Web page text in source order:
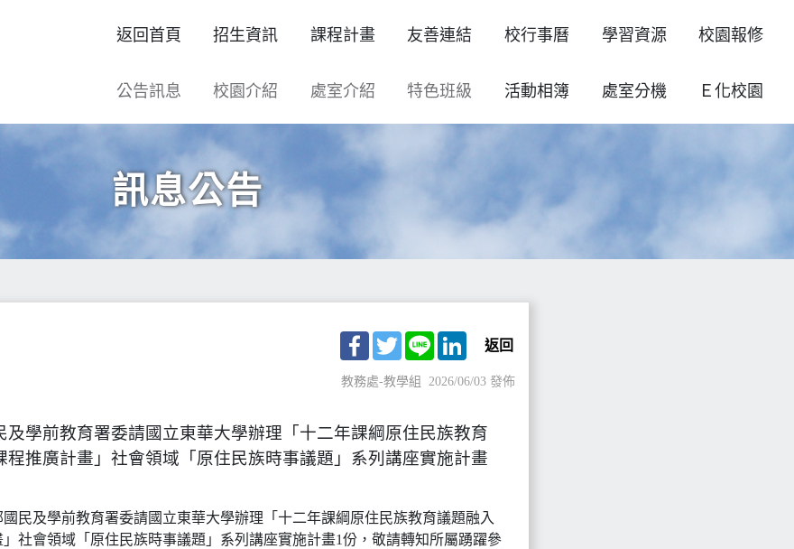
返回首頁 招生資訊 課程計畫 友善連結 校行事曆 學習資源 校園報修
公告訊息 校園介紹 處室介紹 特色班級 活動相簿 處室分機 Ｅ化校園
訊息公告
Facebook
TwitterLine LinkedIn
返回
教務處-教學組 2026/06/03 發佈
及學前教育署委請國立東華大學辦理「十二年課綱原住民族教育
程推廣計畫」社會領域「原住民族時事議題」系列講座實施計畫
民及學前教育署委請國立東華大學辦理「十二年課綱原住民族教育議題融入
社會領域「原住民族時事議題」系列講座實施計畫1份，敬請轉知所屬踴躍參